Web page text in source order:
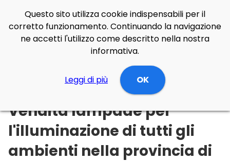
Illuminazione Online Piemonte Vercelli
Vendita lampade per
l'illuminazione di tutti gli
ambienti nella provincia di
Questo sito utilizza cookie indispensabili per il
corretto funzionamento. Continuando la navigazione
ne accetti l'utilizzo come descritto nella nostra
informativa.
Leggi di più OK